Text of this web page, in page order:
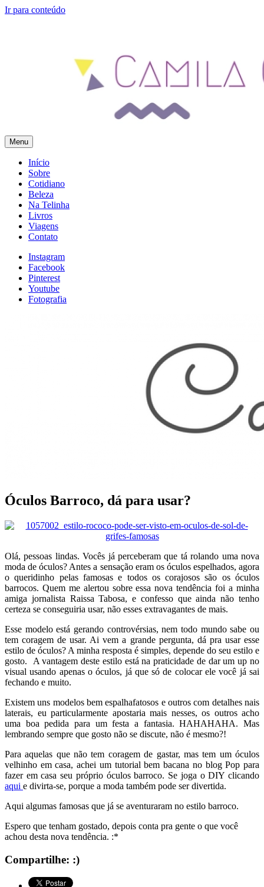
Ir para conteúdo
Camila Gomes
Blog Pessoal – Feito com Amor
Menu
Início
Sobre
Cotidiano
Beleza
Na Telinha
Livros
Viagens
Contato
Instagram
Facebook
Pinterest
Youtube
Fotografia
Óculos Barroco, dá para usar?
Olá, pessoas lindas. Vocês já perceberam que tá rolando uma nova
moda de óculos? Antes a sensação eram os óculos espelhados, agora
o queridinho pelas famosas e todos os corajosos são os óculos
barrocos. Quem me alertou sobre essa nova tendência foi a minha
amiga jornalista Raissa Tabosa, e confesso que ainda não tenho
certeza se conseguiria usar, não esses extravagantes de mais.
Esse modelo está gerando controvérsias, nem todo mundo sabe ou
tem coragem de usar. Ai vem a grande pergunta, dá pra usar esse
estilo de óculos? A minha resposta é simples, depende do seu estilo e
gosto. A vantagem deste estilo está na praticidade de dar um up no
visual usando apenas o óculos, já que só de colocar ele você já sai
fechando e muito.
Existem uns modelos bem espalhafatosos e outros com detalhes nais
laterais, eu particularmente apostaria mais nesses, os outros acho
uma boa pedida para um festa a fantasia. HAHAHAHA. Mas
lembrando sempre que gosto não se discute, não é mesmo?!
Para aquelas que não tem coragem de gastar, mas tem um óculos
velhinho em casa, achei um tutorial bem bacana no blog Pop para
fazer em casa seu próprio óculos barroco. Se joga o DIY clicando
aqui e divirta-se, porque a moda também pode ser divertida.
Aqui algumas famosas que já se aventuraram no estilo barroco.
Espero que tenham gostado, depois conta pra gente o que você
achou desta nova tendência. :*
Compartilhe: :)